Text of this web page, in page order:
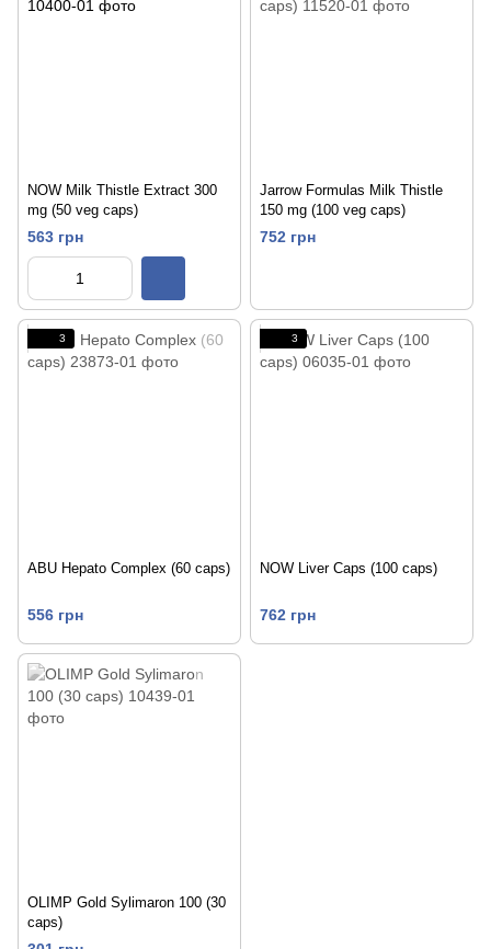
NOW Milk Thistle Extract 300
mg (50 veg caps)
563 грн
Jarrow Formulas Milk Thistle
150 mg (100 veg caps)
752 грн
3
ABU Hepato Complex (60 caps)
556 грн
3
NOW Liver Caps (100 caps)
762 грн
OLIMP Gold Sylimaron 100 (30
caps)